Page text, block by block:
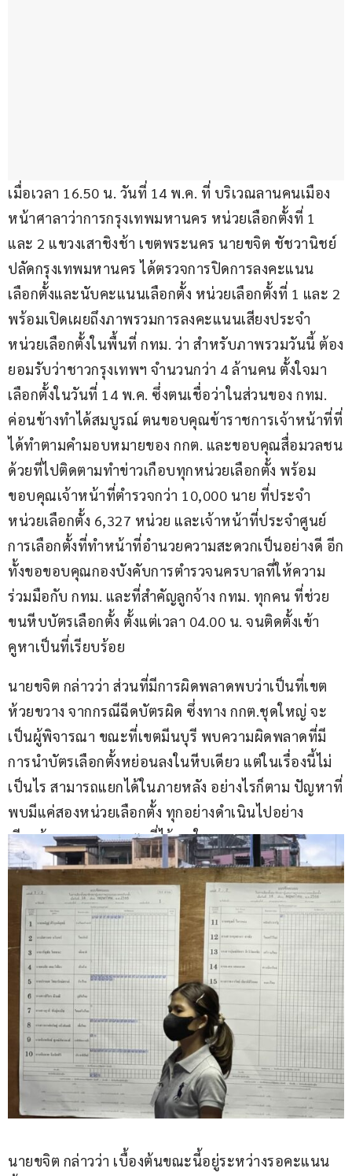
เมื่อเวลา​ 16.50 น. วันที่ 14 พ.ค. ที่ บริเวณลานคนเมือง
หน้าศาลาว่าการกรุงเทพมหานคร หน่วยเลือกตั้งที่ 1
และ 2 แขวงเสาชิงช้า เขตพระนคร นายขจิต ชัชวานิชย์
ปลัดกรุงเทพมหานคร ได้ตรวจการปิดการลงคะแนน
เลือกตั้งและนับคะแนนเลือกตั้ง หน่วยเลือกตั้งที่ 1 และ 2
พร้อมเปิดเผยถึงภาพรวมการลงคะแนนเสียงประจำ
หน่วยเลือกตั้งในพื้นที่ กทม. ว่า สำหรับภาพรวมวันนี้ ต้อง
ยอมรับว่าชาวกรุงเทพฯ จำนวนกว่า 4 ล้านคน ตั้งใจมา
เลือกตั้งในวันที่ 14 พ.ค. ซึ่งตนเชื่อว่าในส่วนของ กทม.
ค่อนข้างทำได้สมบูรณ์ ตนขอบคุณข้าราชการเจ้าหน้าที่ที่
ได้ทำตามคำมอบหมายของ กกต. และขอบคุณสื่อมวลชน
ด้วยที่ไปติดตามทำข่าวเกือบทุกหน่วยเลือกตั้ง พร้อม
ขอบคุณเจ้าหน้าที่ตำรวจกว่า 10,000 นาย ที่ประจำ
หน่วยเลือกตั้ง 6,327 หน่วย และเจ้าหน้าที่ประจำศูนย์
การเลือกตั้งที่ทำหน้าที่อำนวยความสะดวกเป็นอย่างดี อีก
ทั้งขอขอบคุณกองบังคับการตำรวจนครบาลที่ให้ความ
ร่วมมือกับ กทม. และที่สำคัญลูกจ้าง กทม. ทุกคน ที่ช่วย
ขนหีบบัตรเลือกตั้ง ตั้งแต่เวลา 04.00 น. จนติดตั้งเข้า
คูหาเป็นที่เรียบร้อย
นายขจิต กล่าวว่า ส่วนที่มีการผิดพลาดพบว่าเป็นที่เขต
ห้วยขวาง จากกรณีฉีดบัตรผิด ซึ่งทาง กกต.ชุดใหญ่ จะ
เป็นผู้พิจารณา ขณะที่เขตมีนบุรี พบความผิดพลาดที่มี
การนำบัตรเลือกตั้งหย่อนลงในหีบเดียว แต่ในเรื่องนี้ไม่
เป็นไร สามารถแยกได้ในภายหลัง อย่างไรก็ตาม ปัญหาที่
พบมีแค่สองหน่วยเลือกตั้ง ทุกอย่างดำเนินไปอย่าง
เรียบร้อยขอบคุณ กกต. ที่ไว้วางใจ กทม.
นายขจิต กล่าวว่า เบื้องต้นขณะนี้อยู่ระหว่างรอคะแนน